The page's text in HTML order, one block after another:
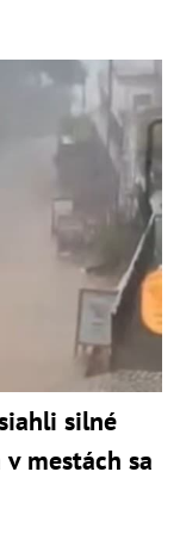
silné
mestách sa